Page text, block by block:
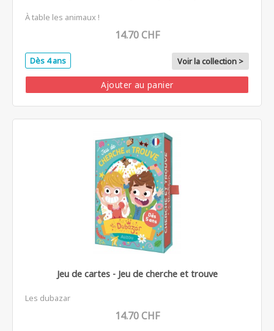
À table les animaux !
14.70 CHF
Dès 4 ans Voir la collection >
Ajouter au panier
Jeu de cartes - Jeu de cherche et trouve
Les dubazar
14.70 CHF